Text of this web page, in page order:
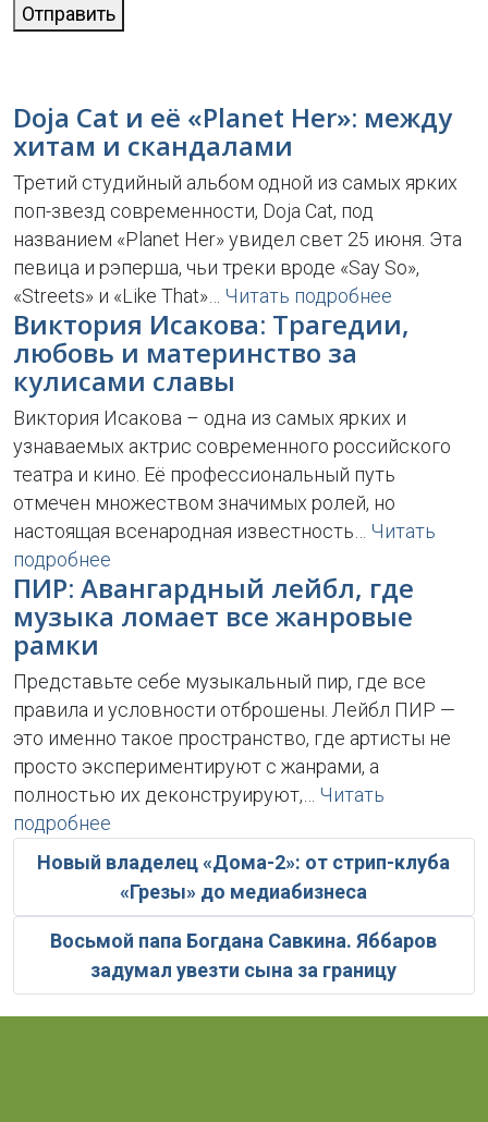
Отправить
Doja Cat и её «Planet Her»: между
хитам и скандалами
Третий студийный альбом одной из самых ярких
поп-звезд современности, Doja Cat, под
названием «Planet Her» увидел свет 25 июня. Эта
певица и рэперша, чьи треки вроде «Say So»,
«Streets» и «Like That»… Читать подробнее
Виктория Исакова: Трагедии,
любовь и материнство за
кулисами славы
Виктория Исакова – одна из самых ярких и
узнаваемых актрис современного российского
театра и кино. Её профессиональный путь
отмечен множеством значимых ролей, но
настоящая всенародная известность… Читать
подробнее
ПИР: Авангардный лейбл, где
музыка ломает все жанровые
рамки
Представьте себе музыкальный пир, где все
правила и условности отброшены. Лейбл ПИР —
это именно такое пространство, где артисты не
просто экспериментируют с жанрами, а
полностью их деконструируют,… Читать
подробнее
Новый владелец «Дома-2»: от стрип-клуба
«Грезы» до медиабизнеса
Восьмой папа Богдана Савкина. Яббаров
задумал увезти сына за границу